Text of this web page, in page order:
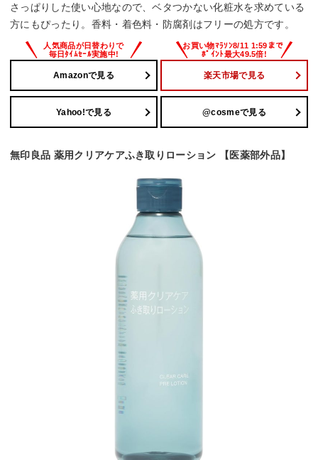
さっぱりした使い心地なので、ベタつかない化粧水を求めている
方にもぴったり。香料・着色料・防腐剤はフリーの処方です。
Amazonで見る 楽天市場で見る
Yahoo!で見る @cosmeで見る
無印良品 薬用クリアケアふき取りローション 【医薬部外品】